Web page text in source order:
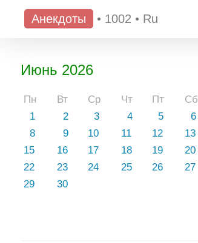
Анекдоты • 1002 • Ru
Июнь 2026
Пн Вт Ср Чт Пт Сб
1
2 3 4 5 6
8
9 10 11 12 13
15
16 17 18 19 20
22
23 24 25 26 27
29
30